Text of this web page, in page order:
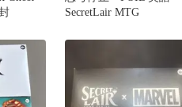
SecretLair MTG